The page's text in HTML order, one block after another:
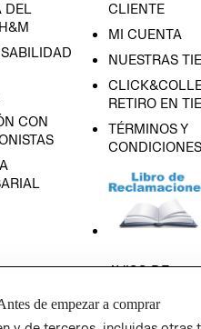
DEL
CON
CLIENTE
MI CUENTA
NUESTRAS
RETIRO EN
TÉRMINOS Y
CONDICIONES
AVISO DE
GIFT CARD
de empezar a comprar